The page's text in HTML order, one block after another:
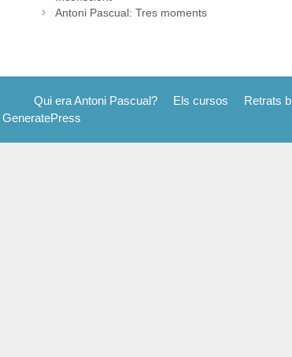
Antoni Pascual: Tres moments
Qui era Antoni Pascual? Els cursos Retrats
GeneratePress